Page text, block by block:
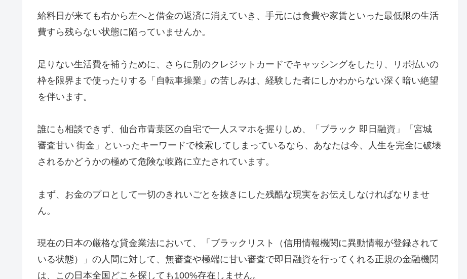
給料日が来ても右から左へと借金の返済に消えていき、手元には食費や家賃といった最低限の生活
費すら残らない状態に陥っていませんか。
足りない生活費を補うために、さらに別のクレジットカードでキャッシングをしたり、リボ払いの
枠を限界まで使ったりする「自転車操業」の苦しみは、経験した者にしかわからない深く暗い絶望
を伴います。
誰にも相談できず、仙台市青葉区の自宅で一人スマホを握りしめ、「ブラック 即日融資」「宮城
審査甘い 街金」といったキーワードで検索してしまっているなら、あなたは今、人生を完全に破壊
されるかどうかの極めて危険な岐路に立たされています。
まず、お金のプロとして一切のきれいごとを抜きにした残酷な現実をお伝えしなければなりませ
ん。
現在の日本の厳格な貸金業法において、「ブラックリスト（信用情報機関に異動情報が登録されて
いる状態）」の人間に対して、無審査や極端に甘い審査で即日融資を行ってくれる正規の金融機関
は、この日本全国どこを探しても100%存在しません。